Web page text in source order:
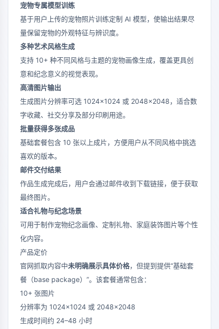
宠物专属模型训练
基于用户上传的宠物照片训练定制 AI 模型，使输出结果尽
量保留宠物的外观特征与辨识度。
多种艺术风格生成
支持 10+ 种不同风格与主题的宠物画像生成，覆盖更具创
意和纪念意义的视觉表现。
高清图片输出
生成图片分辨率可选 1024×1024 或 2048×2048，适合数
字收藏、社交分享及部分印刷用途。
批量获得多张成品
基础套餐包含 10 张以上成片，方便用户从不同风格中挑选
喜欢的版本。
邮件交付结果
作品生成完成后，用户会通过邮件收到下载链接，便于获取
最终图片。
适合礼物与纪念场景
可用于制作宠物纪念画像、定制礼物、家庭装饰图片等个性
化内容。
产品定价
官网抓取内容中未明确展示具体价格，但提到提供“基础套
餐（base package）”。该套餐通常包含：
10+ 张图片
分辨率为 1024×1024 或 2048×2048
生成时间约 24–48 小时